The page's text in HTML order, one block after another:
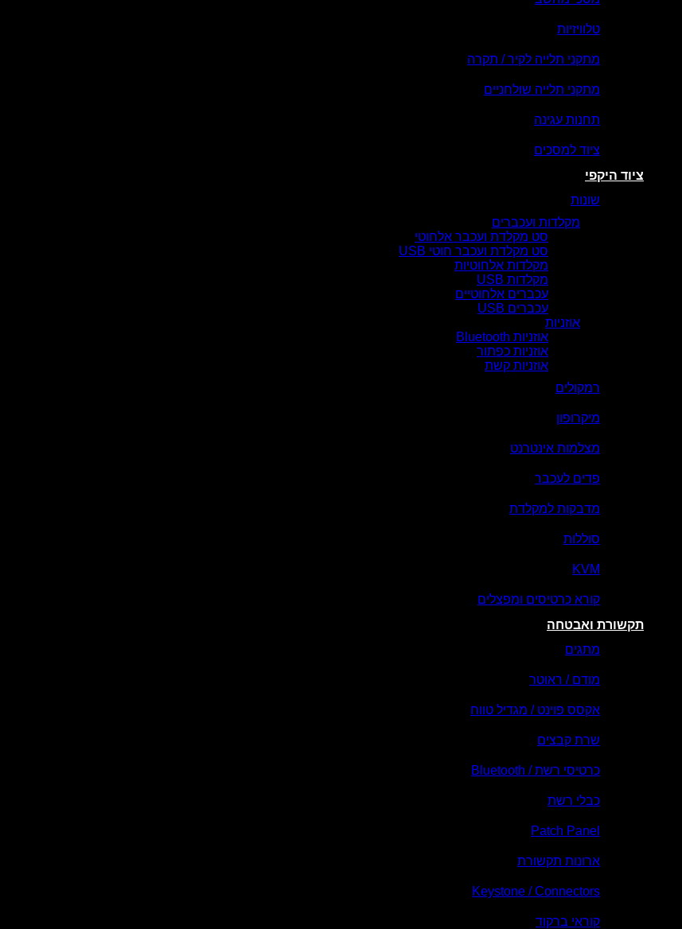
טלוויזיות
מתקני תלייה לקיר / תקרה
מתקני תלייה שולחניים
תחנות עגינה
ציוד למסכים
ציוד היקפי
שונות
מקלדות ועכברים
סט מקלדת ועכבר אלחוטי
סט מקלדת ועכבר חוטי USB
מקלדות אלחוטיות
מקלדות USB
עכברים אלחוטיים
עכברים USB
אוזניות
אוזניות Bluetooth
אוזניות כפתור
אוזניות קשת
רמקולים
מיקרופון
מצלמות אינטרנט
פדים לעכבר
מדבקות למקלדת
סוללות
KVM
קורא כרטיסים ומפצלים
תקשורת ואבטחה
מתגים
מודם / ראוטר
אקסס פוינט / מגדיל טווח
שרת קבצים
כרטיסי רשת / Bluetooth
כבלי רשת
Patch Panel
ארונות תקשורת
Keystone / Connectors
קוראי ברקוד